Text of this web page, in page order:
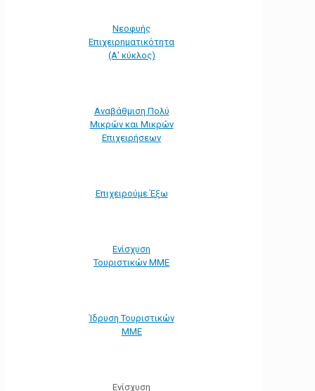
Νεοφυής
Επιχειρηματικότητα
(Α' κύκλος)
Αναβάθμιση Πολύ
Μικρών και Μικρών
Επιχειρήσεων
Επιχειρούμε Έξω
Ενίσχυση
Τουριστικών ΜΜΕ
Ίδρυση Τουριστικών
ΜΜΕ
Ενίσχυση